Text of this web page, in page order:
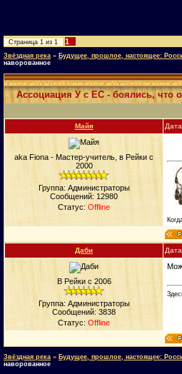
Страница 1 из 1 1
Звёздная река » Будущее, прошлое, настоящее:
наворованное
Ассоциация У с ЕС - боялись, что
Майя
aka Fiona - Мастер-учитель, в Рейки с
2000
Группа: Администраторы
Сообщений: 12980
Статус: Offline
Даби
В Рейки с 2006
Группа: Администраторы
Сообщений: 3838
Статус: Offline
Звёздная река » Будущее, прошлое, настоящее:
наворованное